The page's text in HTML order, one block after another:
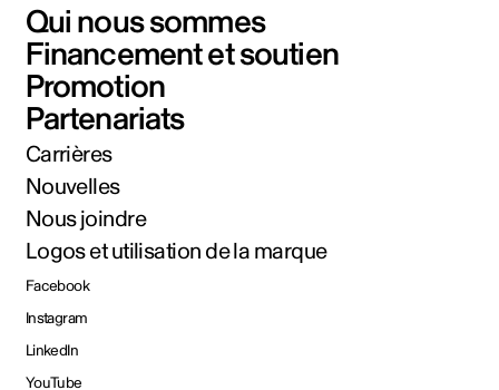
Qui nous sommes
Financement et soutien
Promotion
Partenariats
Carrières
Nouvelles
Nous joindre
Logos et utilisation de la marque
Facebook
Instagram
LinkedIn
YouTube